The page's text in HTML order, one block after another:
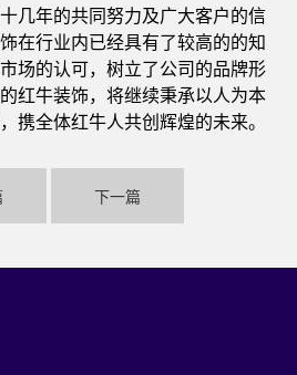
几年的共同努力及广大客户的信
在行业内已经具有了较高的的知
场的认可，树立了公司的品牌形
红牛装饰，将继续秉承以人为本
携全体红牛人共创辉煌的未来。
下一篇